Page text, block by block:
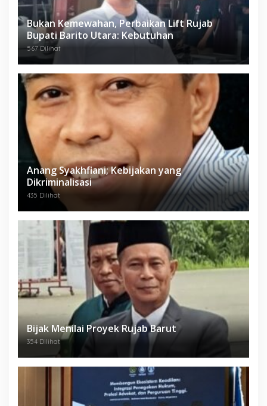
Bukan Kemewahan, Perbaikan Lift Rujab
Bupati Barito Utara: Kebutuhan
567 Dilihat
Anang Syakhfiani; Kebijakan yang
Dikriminalisasi
435 Dilihat
Bijak Menilai Proyek Rujab Barut
354 Dilihat